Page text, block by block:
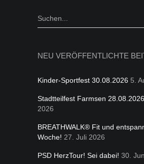
Kategorien
Search
NEU VERÖFFENTLICHTE
Kinder-Sportfest 30.08.2026 5.
Stadtteilfest Farmsen 28.08.2026
2026
BREATHWALK® Fit und
Woche! 27. Juli 2026
PSD HerzTour! Sei dabei! 30.